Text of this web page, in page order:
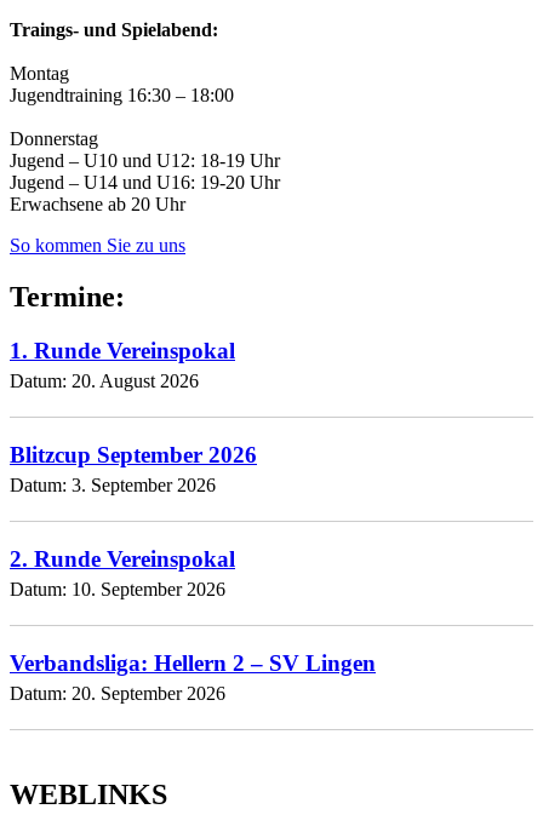
Traings- und Spielabend:
Montag
Jugendtraining 16:30 – 18:00
Donnerstag
Jugend – U10 und U12: 18-19 Uhr
Jugend – U14 und U16: 19-20 Uhr
Erwachsene ab 20 Uhr
So kommen Sie zu uns
Termine:
1. Runde Vereinspokal
Datum: 20. August 2026
Blitzcup September 2026
Datum: 3. September 2026
2. Runde Vereinspokal
Datum: 10. September 2026
Verbandsliga: Hellern 2 – SV Lingen
Datum: 20. September 2026
WEBLINKS